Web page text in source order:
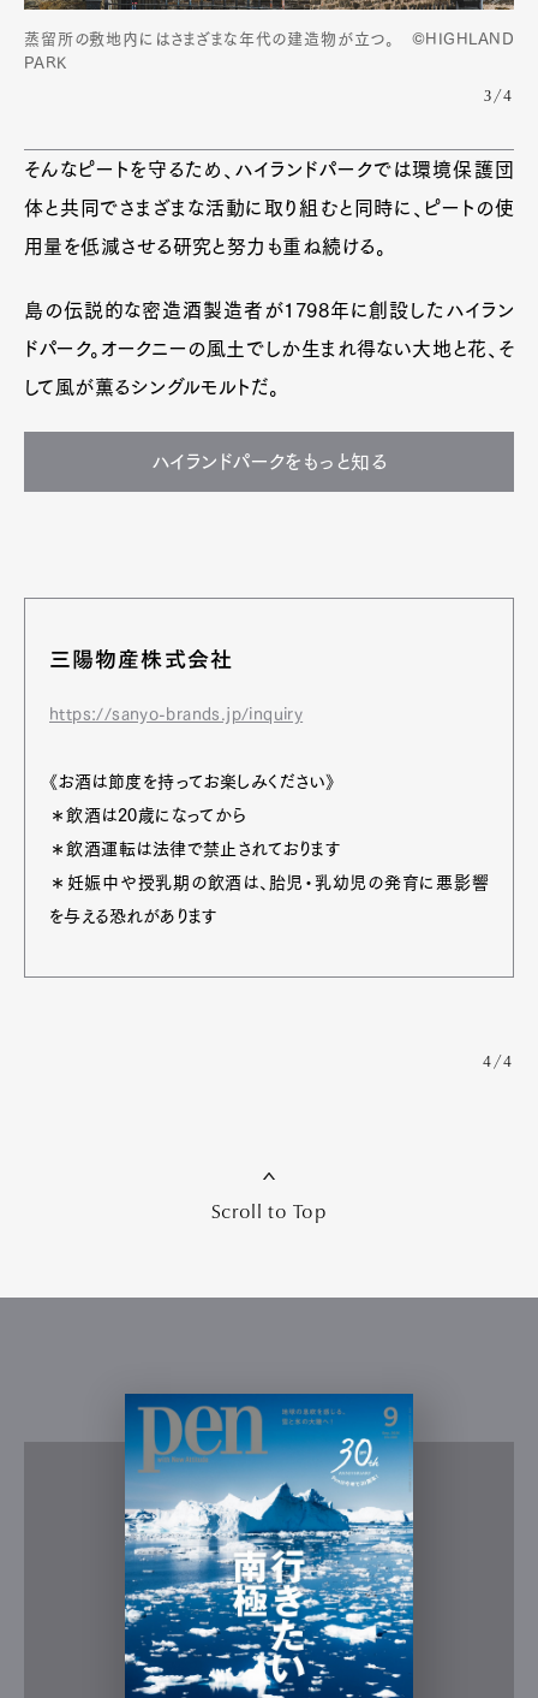
蒸留所の敷地内にはさまざまな年代の建造物が立つ。 ©HIGHLAND
PARK
3/4
そんなピートを守るため、ハイランドパークでは環境保護団
体と共同でさまざまな活動に取り組むと同時に、ピートの使
用量を低減させる研究と努力も重ね続ける。
島の伝説的な密造酒製造者が1798年に創設したハイラン
ドパーク。オークニーの風土でしか生まれ得ない大地と花、そ
して風が薫るシングルモルトだ。
ハイランドパークをもっと知る
三陽物産株式会社
https://sanyo-brands.jp/inquiry
《お酒は節度を持ってお楽しみください》
＊飲酒は20歳になってから
＊飲酒運転は法律で禁止されております
＊妊娠中や授乳期の飲酒は、胎児・乳幼児の発育に悪影響
を与える恐れがあります
4/4
Scroll to Top